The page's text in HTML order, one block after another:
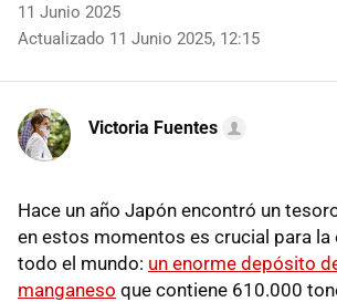
11 Junio 2025
Actualizado 11 Junio 2025, 12:15
Victoria Fuentes
Hace un año Japón encontró un
en estos momentos es crucial para la
todo el mundo: un enorme depósito
manganeso que contiene 610.000